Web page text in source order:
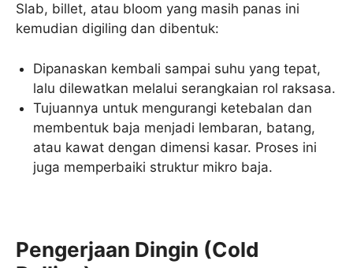
Slab, billet, atau bloom yang masih panas ini
kemudian digiling dan dibentuk:
Dipanaskan kembali sampai suhu yang tepat,
lalu dilewatkan melalui serangkaian rol raksasa.
Tujuannya untuk mengurangi ketebalan dan
membentuk baja menjadi lembaran, batang,
atau kawat dengan dimensi kasar. Proses ini
juga memperbaiki struktur mikro baja.
Pengerjaan Dingin (Cold